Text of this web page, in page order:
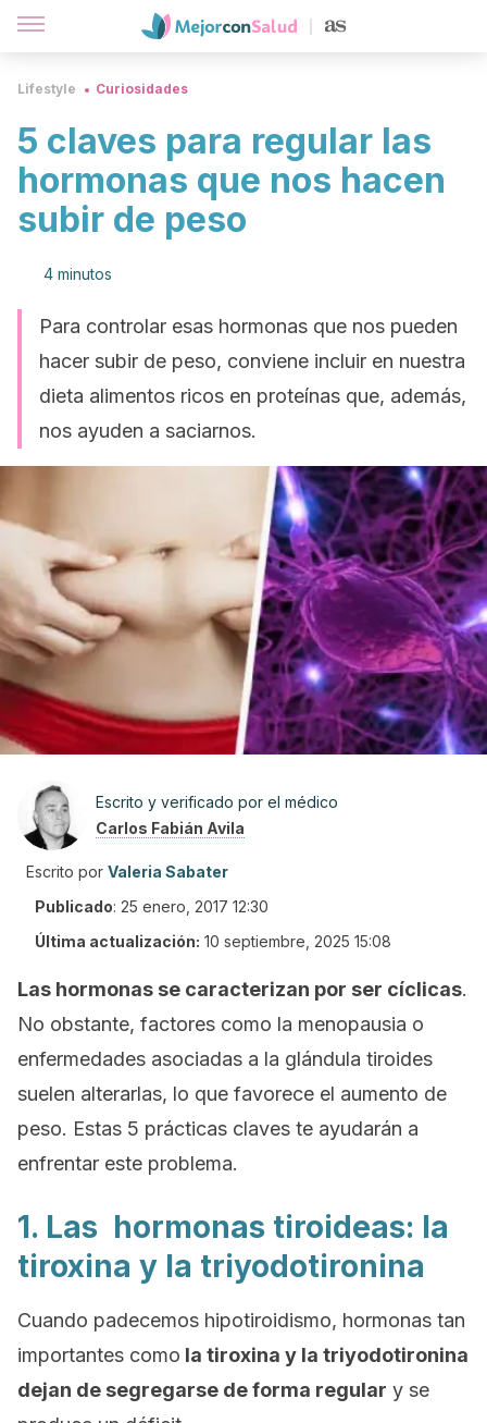
Lifestyle Curiosidades
5 claves para regular las
hormonas que nos hacen
subir de peso
4 minutos
Para controlar esas hormonas que nos pueden
hacer subir de peso, conviene incluir en nuestra
dieta alimentos ricos en proteínas que, además,
nos ayuden a saciarnos.
Escrito y verificado por el médico
Carlos Fabián Avila
Escrito por Valeria Sabater
Publicado: 25 enero, 2017 12:30
Última actualización: 10 septiembre, 2025 15:08
Las hormonas se caracterizan por ser cíclicas.
No obstante, factores como la menopausia o
enfermedades asociadas a la glándula tiroides
suelen alterarlas, lo que favorece el aumento de
peso. Estas 5 prácticas claves te ayudarán a
enfrentar este problema.
1. Las hormonas tiroideas: la
tiroxina y la triyodotironina
Cuando padecemos hipotiroidismo, hormonas tan
importantes como la tiroxina y la triyodotironina
dejan de segregarse de forma regular y se